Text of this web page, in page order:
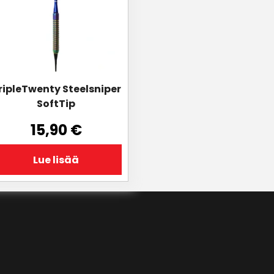
Steelsniper
SoftTip
15,90€
Lue lisää